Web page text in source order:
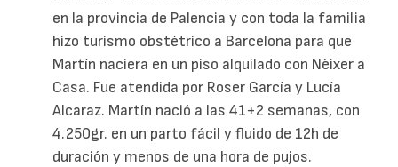
en la provincia de Palencia y con toda la familia
hizo turismo obstétrico a Barcelona para que
Martín naciera en un piso alquilado con Nèixer a
Casa. Fue atendida por Roser García y Lucía
Alcaraz. Martín nació a las 41+2 semanas, con
4.250gr. en un parto fácil y fluido de 12h de
duración y menos de una hora de pujos.